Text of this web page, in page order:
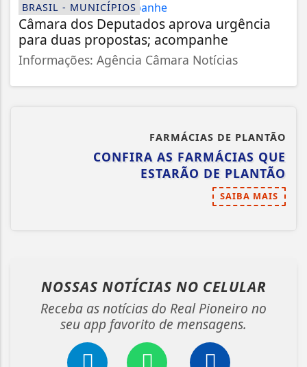
BRASIL - MUNICÍPIOS
Câmara dos Deputados aprova urgência
para duas propostas; acompanhe
Informações: Agência Câmara Notícias
FARMÁCIAS DE PLANTÃO
CONFIRA AS FARMÁCIAS QUE
ESTARÃO DE PLANTÃO
SAIBA MAIS
NOSSAS NOTÍCIAS NO CELULAR
Receba as notícias do Real Pioneiro no
seu app favorito de mensagens.